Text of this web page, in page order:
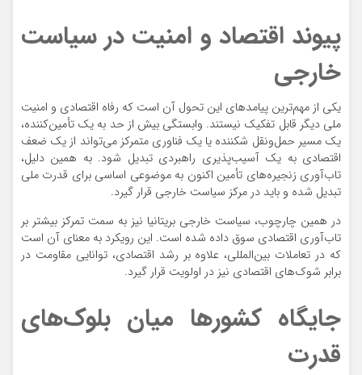
پیوند اقتصاد و امنیت در سیاست
خارجی
یکی از مهم‌ترین پیامدهای این تحول آن است که رفاه اقتصادی و امنیت
ملی دیگر قابل تفکیک نیستند. وابستگی بیش از حد به یک تأمین‌کننده،
یک مسیر حمل‌ونقل شکننده یا یک فناوری متمرکز می‌تواند از یک ضعف
اقتصادی به یک آسیب‌پذیری راهبردی تبدیل شود. به همین دلیل،
تاب‌آوری زنجیره‌های تأمین اکنون به موضوعی اساسی برای قدرت ملی
تبدیل شده و باید در مرکز سیاست خارجی قرار گیرد.
در همین چارچوب، سیاست خارجی بریتانیا نیز به سمت تمرکز بیشتر بر
تاب‌آوری اقتصادی سوق داده شده است. این رویکرد به معنای آن است
که در تعاملات بین‌المللی، علاوه بر رشد اقتصادی، توانایی مقاومت در
برابر شوک‌های اقتصادی نیز در اولویت قرار گیرد.
جایگاه کشورها میان بلوک‌های
قدرت